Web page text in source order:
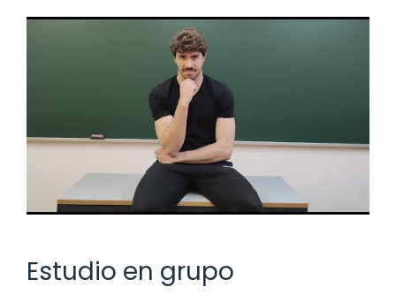
Estudio en grupo